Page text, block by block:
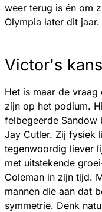
weer terug is én om
Olympia later dit jaar.
Victor's
Het is maar de
zijn op het podium.
felbegeerde Sandow
Jay Cutler. Zij fysiek
tegenwoordig liever
met uitstekende
Coleman in zijn tijd.
mannen die aan dat
symmetrie. Denk